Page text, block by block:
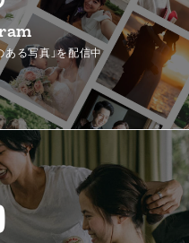
ある写真」を配信中